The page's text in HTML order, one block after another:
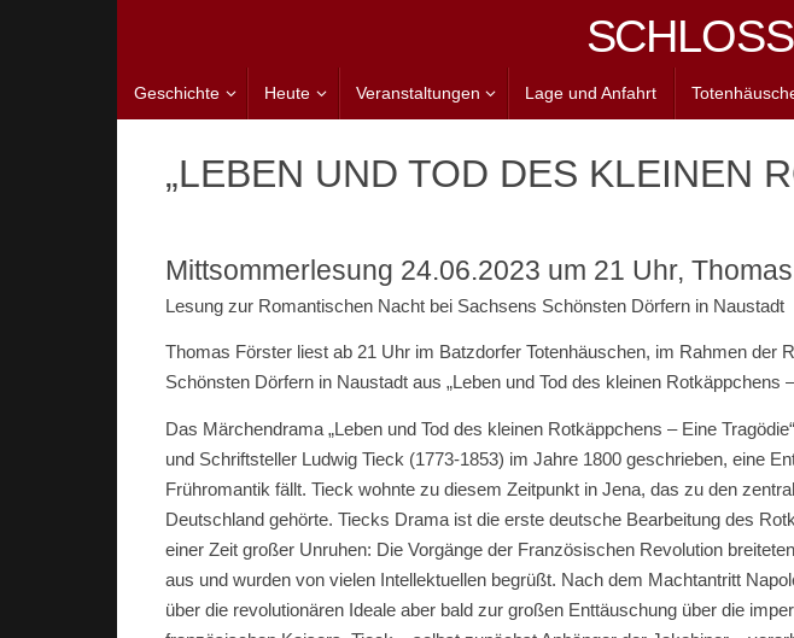
Inhalt
Geschichte Heute Veranstaltungen Lage und Anfahrt
„LEBEN UND TOD DES KLEINEN
Mittsommerlesung 24.06.2023 um 21 Uhr,
Lesung zur Romantischen Nacht bei Sachsens Schönsten Dörfern in Naustadt
Thomas Förster liest ab 21 Uhr im Batzdorfer Totenhäuschen, im Rahmen der
Schönsten Dörfern in Naustadt aus „Leben und Tod des kleinen Rotkäppchens
Das Märchendrama „Leben und Tod des kleinen Rotkäppchens – Eine
und Schriftsteller Ludwig Tieck (1773-1853) im Jahre 1800 geschrieben, eine
Frühromantik fällt. Tieck wohnte zu diesem Zeitpunkt in Jena, das zu den
Deutschland gehörte. Tiecks Drama ist die erste deutsche Bearbeitung des
einer Zeit großer Unruhen: Die Vorgänge der Französischen Revolution
aus und wurden von vielen Intellektuellen begrüßt. Nach dem Machtantritt
über die revolutionären Ideale aber bald zur großen Enttäuschung über die